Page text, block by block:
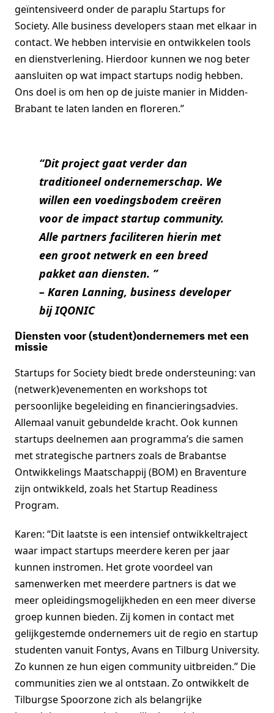
geïntensiveerd onder de paraplu Startups for
Society. Alle business developers staan met elkaar in
contact. We hebben intervisie en ontwikkelen tools
en dienstverlening. Hierdoor kunnen we nog beter
aansluiten op wat impact startups nodig hebben.
Ons doel is om hen op de juiste manier in Midden-
Brabant te laten landen en floreren.”
“Dit project gaat verder dan
traditioneel ondernemerschap. We
willen een voedingsbodem creëren
voor de impact startup community.
Alle partners faciliteren hierin met
een groot netwerk en een breed
pakket aan diensten. ”
– Karen Lanning, business developer
bij IQONIC
Diensten voor (student)ondernemers met een
missie
Startups for Society biedt brede ondersteuning: van
(netwerk)evenementen en workshops tot
persoonlijke begeleiding en financieringsadvies.
Allemaal vanuit gebundelde kracht. Ook kunnen
startups deelnemen aan programma’s die samen
met strategische partners zoals de Brabantse
Ontwikkelings Maatschappij (BOM) en Braventure
zijn ontwikkeld, zoals het Startup Readiness
Program.
Karen: “Dit laatste is een intensief ontwikkeltraject
waar impact startups meerdere keren per jaar
kunnen instromen. Het grote voordeel van
samenwerken met meerdere partners is dat we
meer opleidingsmogelijkheden en een meer diverse
groep kunnen bieden. Zij komen in contact met
gelijkgestemde ondernemers uit de regio en startup
studenten vanuit Fontys, Avans en Tilburg University.
Zo kunnen ze hun eigen community uitbreiden.” Die
communities zien we al ontstaan. Zo ontwikkelt de
Tilburgse Spoorzone zich als belangrijke